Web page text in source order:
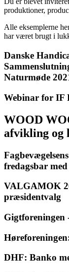
produktioner,
Alle eksemplerne
har været brugt i
Danske
Naturmøde
Webinar for IF
WOOD
afvikling og
fredagsbar
VALGAMOK
præsidentvalg
Gigtforeningen
DHF: Banko